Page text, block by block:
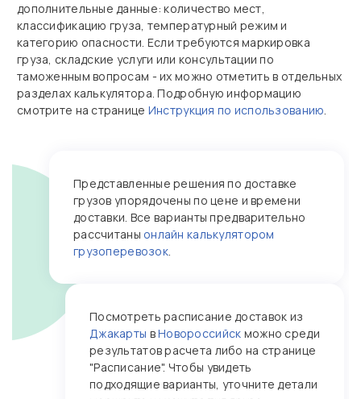
дополнительные данные: количество мест,
классификацию груза, температурный режим и
категорию опасности. Если требуются маркировка
груза, складские услуги или консультации по
таможенным вопросам - их можно отметить в отдельных
разделах калькулятора. Подробную информацию
смотрите на странице Инструкция по использованию.
Представленные решения по доставке
грузов упорядочены по цене и времени
доставки. Все варианты предварительно
рассчитаны онлайн калькулятором
грузоперевозок.
Посмотреть расписание доставок из
Джакарты вНовороссийск можно среди
результатов расчета либо на странице
"Расписание". Чтобы увидеть
подходящие варианты, уточните детали